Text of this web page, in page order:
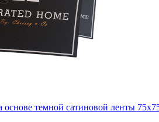
темной сатиновой ленты